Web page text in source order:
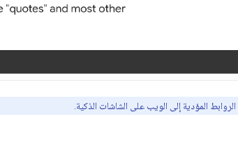
المؤدية إلى الويب على الشاشات الذكية.